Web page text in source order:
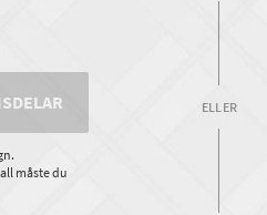
måste du
ELLER